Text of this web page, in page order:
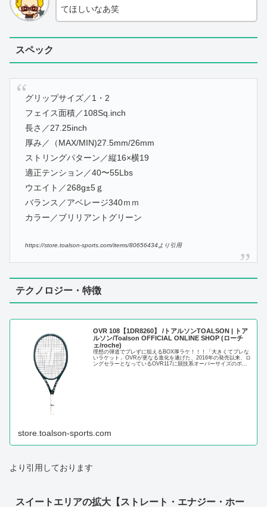
てほしいなあ笑
スペック
グリップサイズ／1・2
フェイス面積／108Sq.inch
長さ／27.25inch
厚み／（MAX/MIN)27.5mm/26mm
ストリングパターン／縦16×横19
適正テンション／40〜55Lbs
ウエイト／268g±5ｇ
バランス／アベレージ340ｍｍ
カラー／ブリリアントグリーン
https://store.toalson-sports.com/items/80656434より引用
テクノロジー・特徴
OVR 108【1DR8260】 /トアルソンTOALSON | トア
ルソン/Toalson OFFICIAL ONLINE SHOP (ローチ
ェ/roche)
理想の弾道でブレずに狙えるBOX厚ラケ！！！「大きくてブレな
いラケット」OVRが更なる進化を遂げた、2016年の発売以来、ロ
ングセラーとなっているOVR117に競技系オーバーサイズのポテ
store.toalson-sports.com
より引用しております
スイートエリアの拡大【ストレート・エナジー・ホー